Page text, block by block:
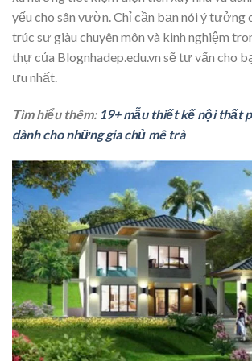
yếu cho sân vườn. Chỉ cần bạn nói ý tưởng
trúc sư giàu chuyên môn và kinh nghiệm
thự của Blognhadep.edu.vn sẽ tư vấn cho
ưu nhất.
Tìm hiểu thêm: 19+ mẫu thiết kế nội thất
dành cho những gia chủ mê trà